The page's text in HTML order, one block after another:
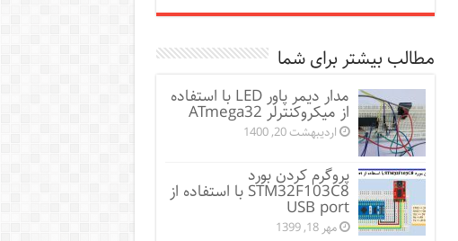
مطالب بیشتر برای شما
مدار دیمر پاور LED با استفاده
از میکروکنترلر ATmega32
اردیبهشت 20, 1400
پروگرم کردن بورد
STM32F103C8 با استفاده از
USB port
مهر 18, 1399